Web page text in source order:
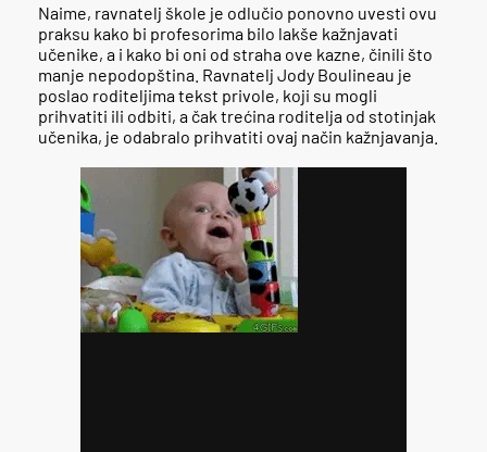
Naime, ravnatelj škole je odlučio ponovno uvesti ovu
praksu kako bi profesorima bilo lakše kažnjavati
učenike, a i kako bi oni od straha ove kazne, činili što
manje nepodopština. Ravnatelj Jody Boulineau je
poslao roditeljima tekst privole, koji su mogli
prihvatiti ili odbiti, a čak trećina roditelja od stotinjak
učenika, je odabralo prihvatiti ovaj način kažnjavanja.